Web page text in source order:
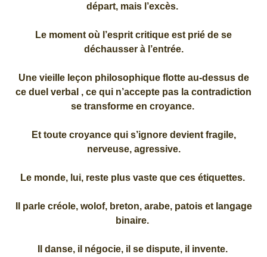
départ, mais l’excès.
Le moment où l’esprit critique est prié de se
déchausser à l’entrée.
Une vieille leçon philosophique flotte au-dessus de
ce duel verbal , ce qui n’accepte pas la contradiction
se transforme en croyance.
Et toute croyance qui s’ignore devient fragile,
nerveuse, agressive.
Le monde, lui, reste plus vaste que ces étiquettes.
Il parle créole, wolof, breton, arabe, patois et langage
binaire.
Il danse, il négocie, il se dispute, il invente.